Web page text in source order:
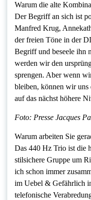
Warum die alte
Der Begriff an sich ist
Manfred Krug,
der freien Töne in der
Begriff und beseele ihn
werden wir den
sprengen. Aber wenn
bleiben, können wir uns
auf das nächst höhere
Foto: Presse Jacques
Warum arbeiten Sie
Das 440 Hz Trio ist die
stilsichere Gruppe um
ich schon immer
im Uebel & Gefährlich
telefonische